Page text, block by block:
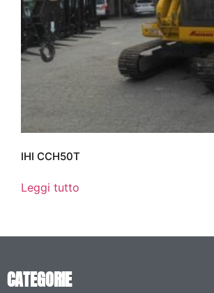
IHI CCH50T
Leggi tutto
CATEGORIE